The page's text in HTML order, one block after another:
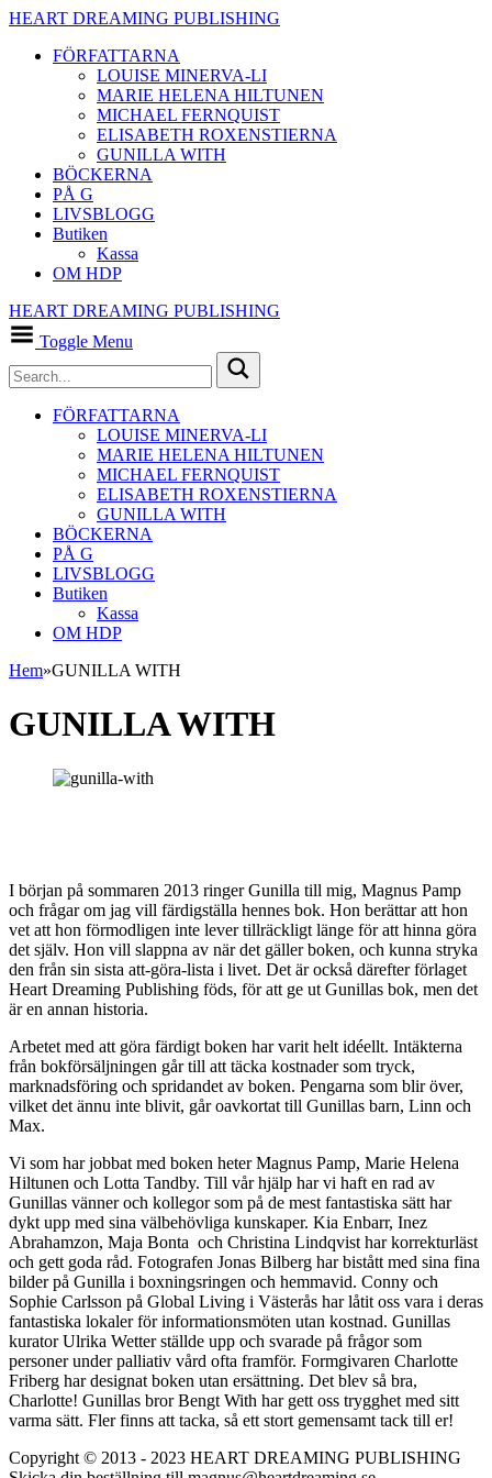
HEART DREAMING PUBLISHING
FÖRFATTARNA
LOUISE MINERVA-LI
MARIE HELENA HILTUNEN
MICHAEL FERNQUIST
ELISABETH ROXENSTIERNA
GUNILLA WITH
BÖCKERNA
PÅ G
LIVSBLOGG
Butiken
Kassa
OM HDP
HEART DREAMING PUBLISHING
Toggle Menu
FÖRFATTARNA
LOUISE MINERVA-LI
MARIE HELENA HILTUNEN
MICHAEL FERNQUIST
ELISABETH ROXENSTIERNA
GUNILLA WITH
BÖCKERNA
PÅ G
LIVSBLOGG
Butiken
Kassa
OM HDP
Hem»GUNILLA WITH
GUNILLA WITH
I början på sommaren 2013 ringer Gunilla till mig, Magnus Pamp
och frågar om jag vill färdigställa hennes bok. Hon berättar att hon
vet att hon förmodligen inte lever tillräckligt länge för att hinna göra
det själv. Hon vill slappna av när det gäller boken, och kunna stryka
den från sin sista att-göra-lista i livet. Det är också därefter förlaget
Heart Dreaming Publishing föds, för att ge ut Gunillas bok, men det
är en annan historia.
Arbetet med att göra färdigt boken har varit helt idéellt. Intäkterna
från bokförsäljningen går till att täcka kostnader som tryck,
marknadsföring och spridandet av boken. Pengarna som blir över,
vilket det ännu inte blivit, går oavkortat till Gunillas barn, Linn och
Max.
Vi som har jobbat med boken heter Magnus Pamp, Marie Helena
Hiltunen och Lotta Tandby. Till vår hjälp har vi haft en rad av
Gunillas vänner och kollegor som på de mest fantastiska sätt har
dykt upp med sina välbehövliga kunskaper. Kia Enbarr, Inez
Abrahamzon, Maja Bonta och Christina Lindqvist har korrekturläst
och gett goda råd. Fotografen Jonas Bilberg har bistått med sina fina
bilder på Gunilla i boxningsringen och hemmavid. Conny och
Sophie Carlsson på Global Living i Västerås har låtit oss vara i deras
fantastiska lokaler för informationsmöten utan kostnad. Gunillas
kurator Ulrika Wetter ställde upp och svarade på frågor som
personer under palliativ vård ofta framför. Formgivaren Charlotte
Friberg har designat boken utan ersättning. Det blev så bra,
Charlotte! Gunillas bror Bengt With har gett oss trygghet med sitt
varma sätt. Fler finns att tacka, så ett stort gemensamt tack till er!
Copyright © 2013 - 2023 HEART DREAMING PUBLISHING